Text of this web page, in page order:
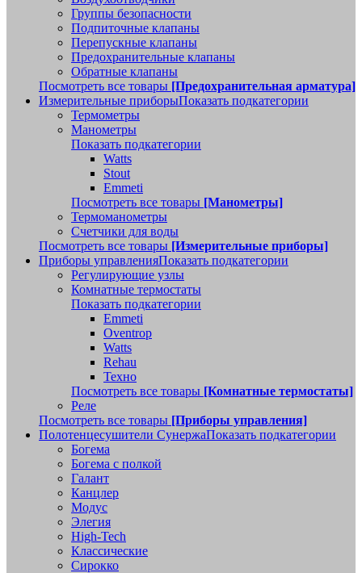
Группы безопасности
Подпиточные клапаны
Перепускные клапаны
Предохранительные клапаны
Обратные клапаны
Посмотреть все товары [Предохранительная арматура]
Измерительные приборыПоказать подкатегории
Термометры
Манометры
Показать подкатегории
Watts
Stout
Emmeti
Посмотреть все товары [Манометры]
Термоманометры
Счетчики для воды
Посмотреть все товары [Измерительные приборы]
Приборы управленияПоказать подкатегории
Регулирующие узлы
Комнатные термостаты
Показать подкатегории
Emmeti
Oventrop
Watts
Rehau
Техно
Посмотреть все товары [Комнатные термостаты]
Реле
Посмотреть все товары [Приборы управления]
Полотенцесушители СунержаПоказать подкатегории
Богема
Богема с полкой
Галант
Канцлер
Модус
Элегия
High-Tech
Классические
Сирокко